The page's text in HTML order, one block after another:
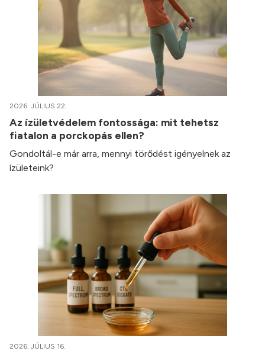
2026. JÚLIUS 22.
Az ízületvédelem fontossága: mit tehetsz
fiatalon a porckopás ellen?
Gondoltál-e már arra, mennyi törődést igényelnek az
ízületeink?
2026. JÚLIUS 16.